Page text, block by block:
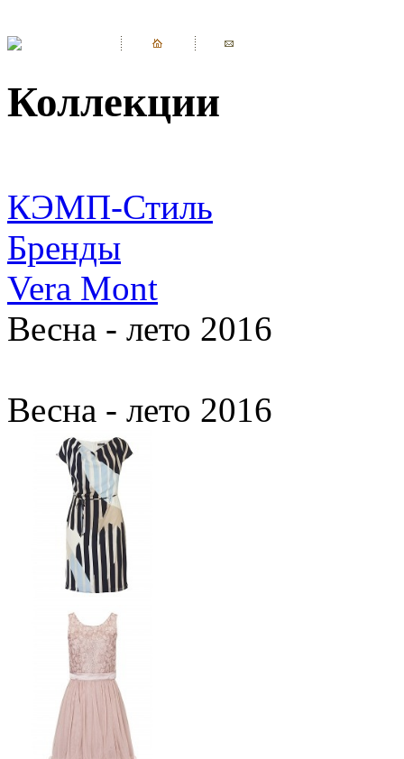
Коллекции
КЭМП-Стиль
Бренды
Vera Mont
Весна - лето 2016
Весна - лето 2016